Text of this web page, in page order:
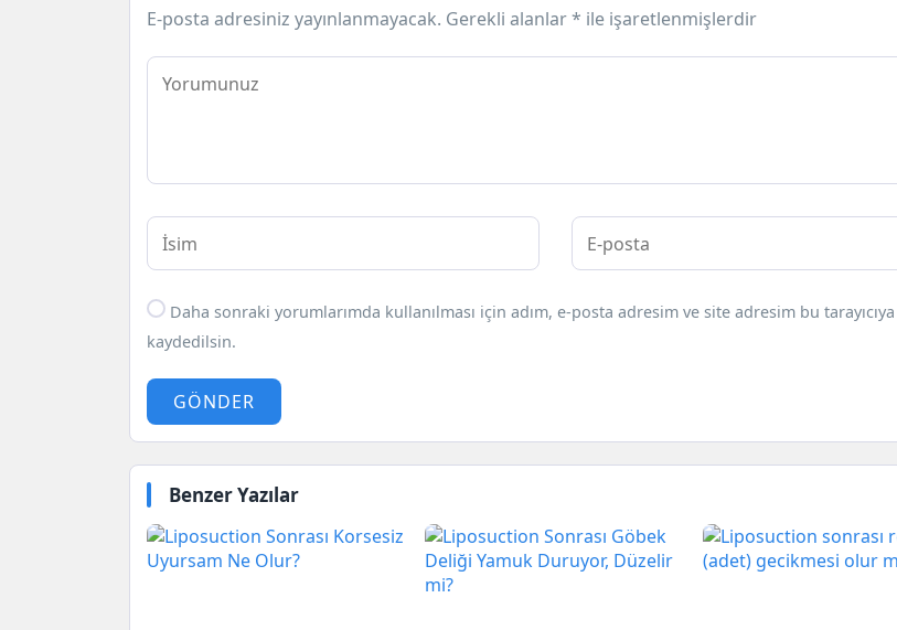
E-posta adresiniz yayınlanmayacak. Gerekli alanlar* ile işaretlenmişlerdir
Daha sonraki yorumlarımda kullanılması için adım, e-posta adresim ve site adresim bu tarayıcıya
kaydedilsin.
GÖNDER
Benzer Yazılar